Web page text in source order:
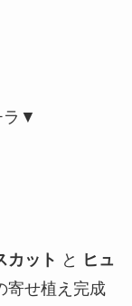
ラ▼
カット と ヒュ
寄せ植え完成